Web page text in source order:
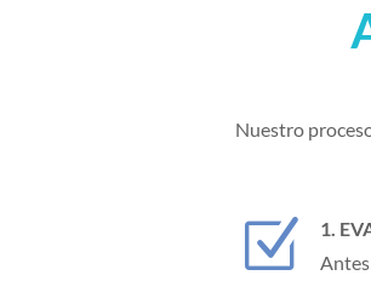
Nuestro
Z
1.